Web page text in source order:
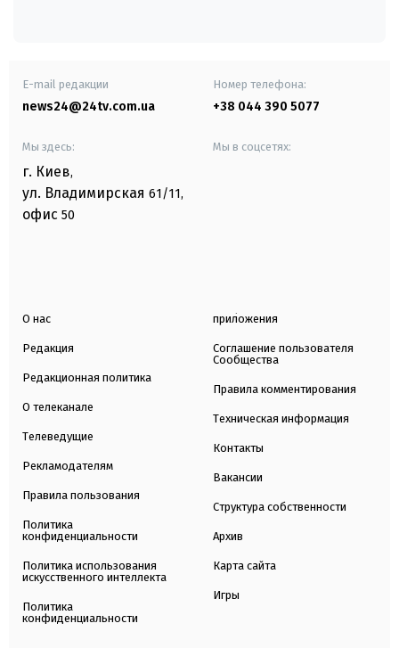
E-mail редакции
news24@24tv.com.ua
Номер телефона:
+38 044 390 5077
Мы здесь:
г. Киев,
ул. Владимирская 61/11,
офис 50
Мы в соцсетях:
О нас
Редакция
Редакционная политика
О телеканале
Телеведущие
Рекламодателям
Правила пользования
Политика
конфиденциальности
Политика использования
искусственного интеллекта
Политика
конфиденциальности
приложения
Соглашение пользователя
Сообщества
Правила комментирования
Техническая информация
Контакты
Вакансии
Структура собственности
Архив
Карта сайта
Игры